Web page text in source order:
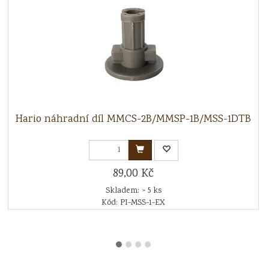
Hario náhradní díl MMCS-2B/MMSP-1B/MSS-1DTB
89,00 Kč
Skladem: > 5 ks
Kód: PI-MSS-1-EX